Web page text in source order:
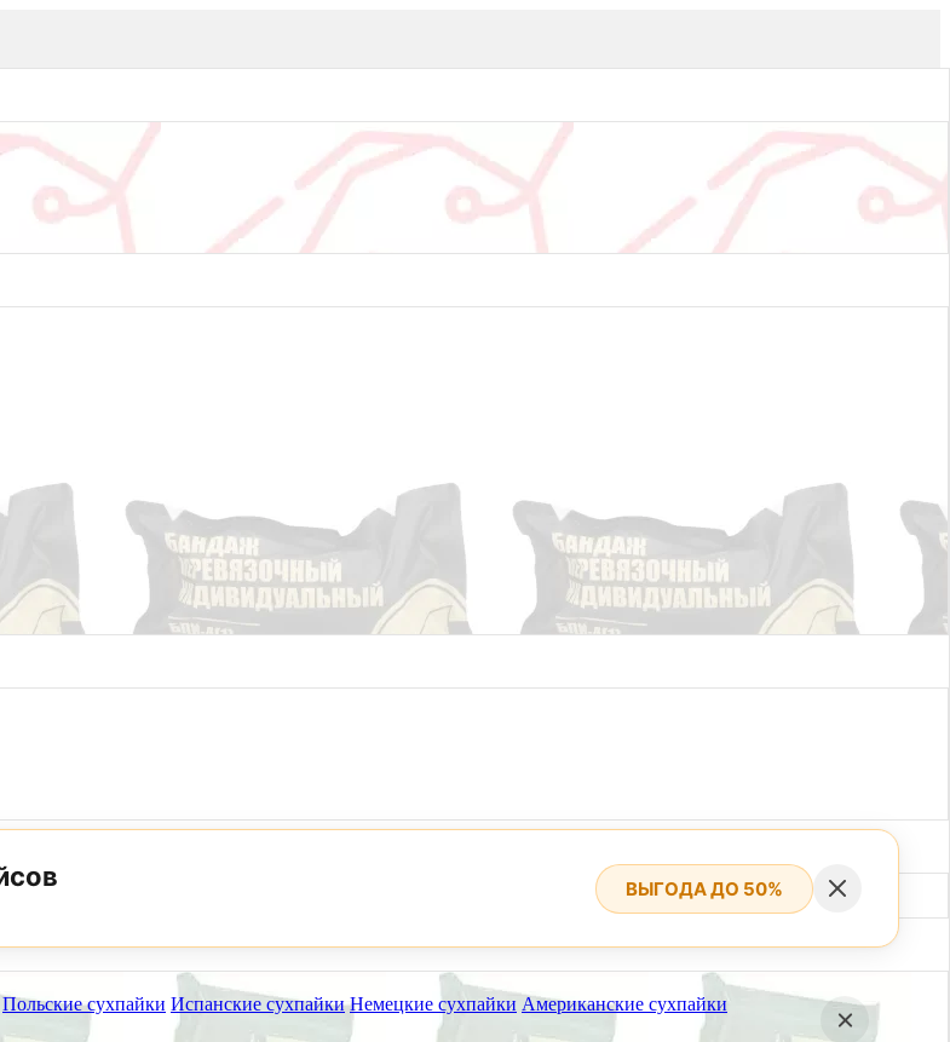
Польские сухпайки Испанские сухпайки Немецкие сухпайки Американские сухпайки
8 (495) 782-73-32
ВЫГОДА ДО 50%
самовывоз в субботу 8 и 15 августа.